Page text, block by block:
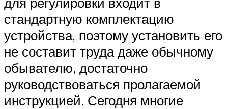
стандартную комплектацию
устройства, поэтому установить его
не составит труда даже обычному
обывателю, достаточно
руководствоваться пролагаемой
инструкцией. Сегодня многие